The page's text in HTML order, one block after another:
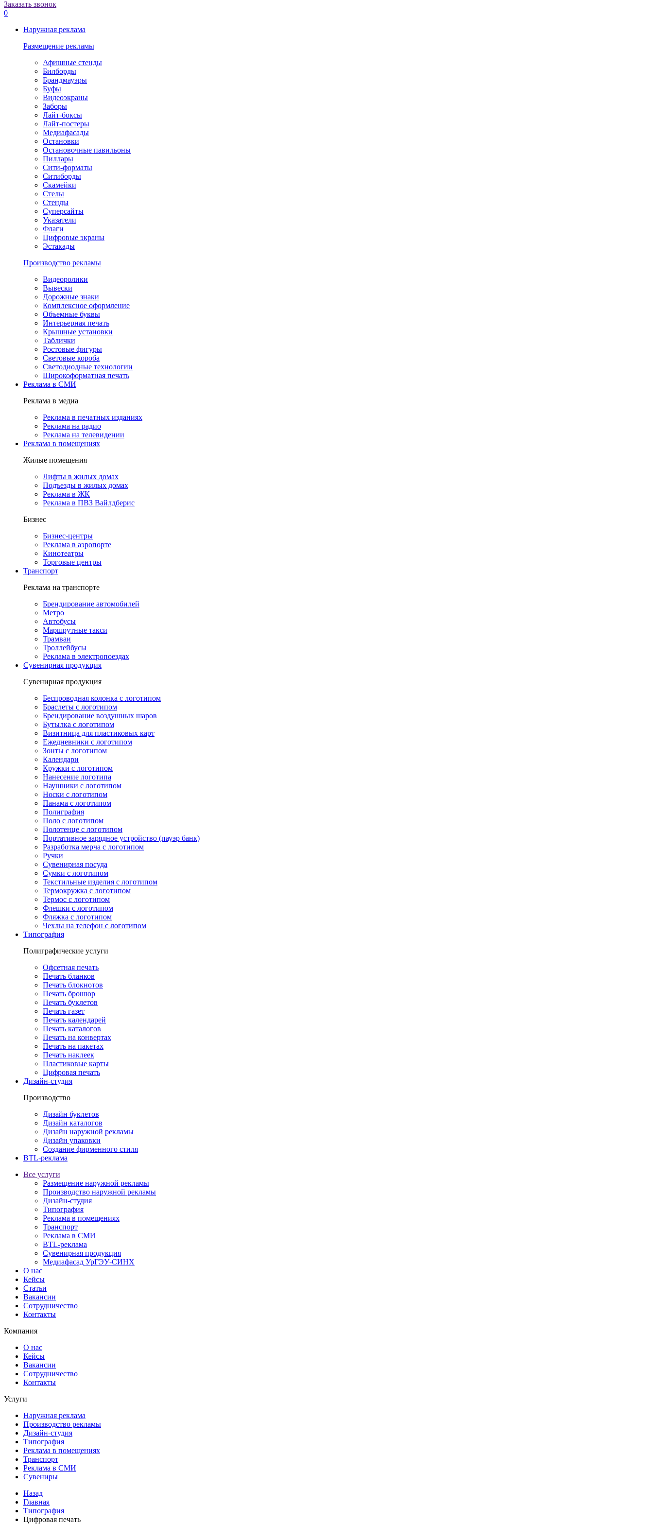
Заказать звонок
0
Наружная реклама
Размещение рекламы
Афишные стенды
Билборды
Брандмауэры
Буфы
Видеоэкраны
Заборы
Лайт-боксы
Лайт-постеры
Медиафасады
Остановки
Остановочные павильоны
Пиллары
Сити-форматы
Ситиборды
Скамейки
Стелы
Стенды
Суперсайты
Указатели
Флаги
Цифровые экраны
Эстакады
Производство рекламы
Видеоролики
Вывески
Дорожные знаки
Комплексное оформление
Объемные буквы
Интерьерная печать
Крышные установки
Таблички
Ростовые фигуры
Световые короба
Светодиодные технологии
Широкоформатная печать
Реклама в СМИ
Реклама в медиа
Реклама в печатных изданиях
Реклама на радио
Реклама на телевидении
Реклама в помещениях
Жилые помещения
Лифты в жилых домах
Подъезды в жилых домах
Реклама в ЖК
Реклама в ПВЗ Вайлдберис
Бизнес
Бизнес-центры
Реклама в аэропорте
Кинотеатры
Торговые центры
Транспорт
Реклама на транспорте
Брендирование автомобилей
Метро
Автобусы
Маршрутные такси
Трамваи
Троллейбусы
Реклама в электропоездах
Сувенирная продукция
Сувенирная продукция
Беспроводная колонка с логотипом
Браслеты с логотипом
Брендирование воздушных шаров
Бутылка с логотипом
Визитница для пластиковых карт
Ежедневники с логотипом
Зонты с логотипом
Календари
Кружки с логотипом
Нанесение логотипа
Наушники с логотипом
Носки с логотипом
Панама с логотипом
Полиграфия
Поло с логотипом
Полотенце с логотипом
Портативное зарядное устройство (пауэр банк)
Разработка мерча с логотипом
Ручки
Сувенирная посуда
Сумки с логотипом
Текстильные изделия с логотипом
Термокружка с логотипом
Термос с логотипом
Флешки с логотипом
Фляжка с логотипом
Чехлы на телефон с логотипом
Типография
Полиграфические услуги
Офсетная печать
Печать бланков
Печать блокнотов
Печать брошюр
Печать буклетов
Печать газет
Печать календарей
Печать каталогов
Печать на конвертах
Печать на пакетах
Печать наклеек
Пластиковые карты
Цифровая печать
Дизайн-студия
Производство
Дизайн буклетов
Дизайн каталогов
Дизайн наружной рекламы
Дизайн упаковки
Создание фирменного стиля
BTL-реклама
Все услуги
Размещение наружной рекламы
Производство наружной рекламы
Дизайн-студия
Типография
Реклама в помещениях
Транспорт
Реклама в СМИ
BTL-реклама
Сувенирная продукция
Медиафасад УрГЭУ-СИНХ
О нас
Кейсы
Статьи
Вакансии
Сотрудничество
Контакты
Компания
О нас
Кейсы
Вакансии
Сотрудничество
Контакты
Услуги
Наружная реклама
Производство рекламы
Дизайн-студия
Типография
Реклама в помещениях
Транспорт
Реклама в СМИ
Сувениры
Назад
Главная
Типография
Цифровая печать